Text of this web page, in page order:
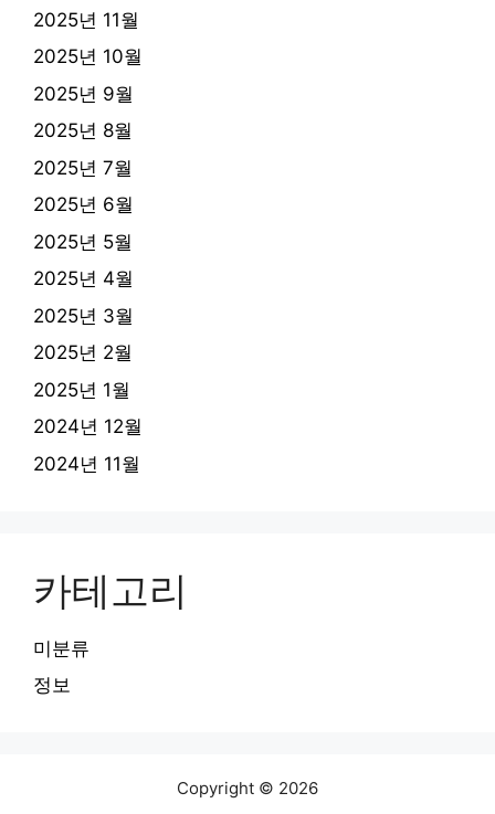
2025년 11월
2025년 10월
2025년 9월
2025년 8월
2025년 7월
2025년 6월
2025년 5월
2025년 4월
2025년 3월
2025년 2월
2025년 1월
2024년 12월
2024년 11월
카테고리
미분류
정보
Copyright © 2026